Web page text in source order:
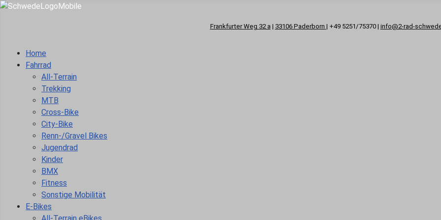
Frankfurter Weg 32 a | 33106 Paderborn | +49 5251/75370 | info@2-rad-
Home
Fahrrad
All-Terrain
Trekking
MTB
Cross-Bike
City-Bike
Renn-/Gravel Bikes
Jugendrad
Kinder
BMX
Fitness
Sonstige Mobilität
E-Bikes